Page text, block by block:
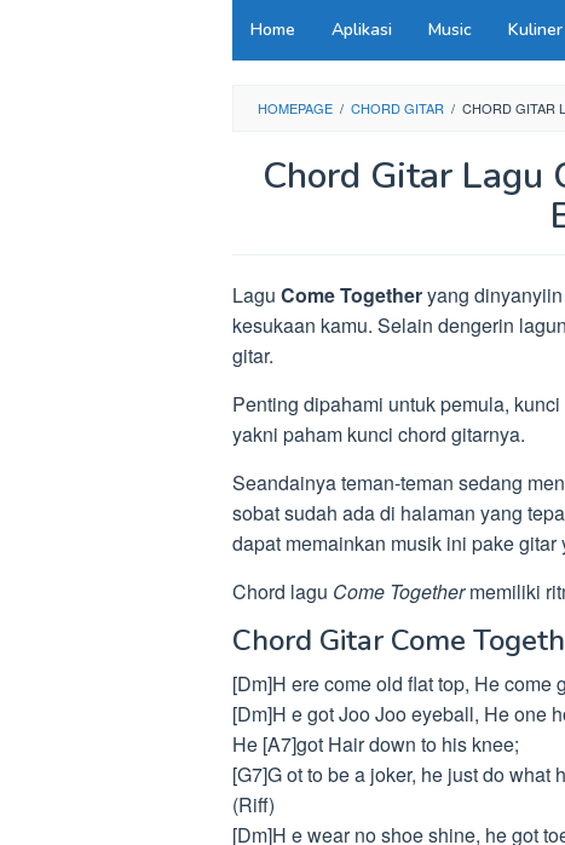
Home Aplikasi Music Kuliner
HOMEPAGE / CHORD GITAR / CHORD GITAR
Chord Gitar Lagu
Lagu Come Togetheryang
kesukaan kamu. Selain dengerin
gitar.
Penting dipahami untuk pemula,
yakni paham kunci chord gitarnya.
Seandainya teman-teman sedang
sobat sudah ada di halaman yang
dapat memainkan musik ini pake gitar
Chord lagu Come Togethermemiliki
Chord Gitar Come
[Dm]H ere come old flat top, He come
[Dm]H e got Joo Joo eyeball, He one
He [A7]got Hair down to his knee;
[G7]G ot to be a joker, he just do what
(Riff)
[Dm]H e wear no shoe shine, he got